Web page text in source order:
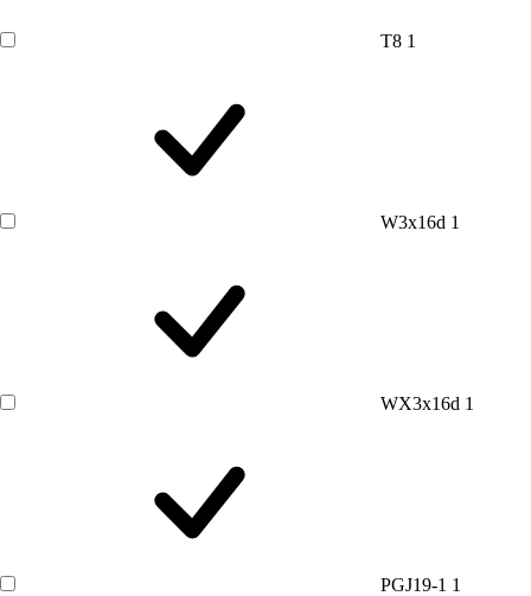
T8 1
W3x16d 1
WX3x16d 1
PGJ19-1 1